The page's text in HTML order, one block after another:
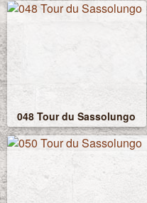
048 Tour du Sassolungo